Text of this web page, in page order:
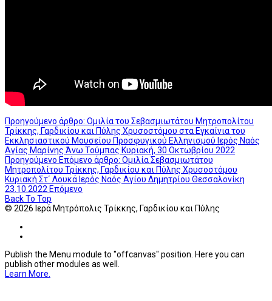
Προηγούμενο άρθρο: Oμιλία του Σεβασμιωτάτου Μητροπολίτου
Τρίκκης, Γαρδικίου και Πύλης Χρυσοστόμου στα Εγκαίνια του
Εκκλησιαστικού Μουσείου Προσφυγικού Ελληνισμού Ιερός Ναός
Αγίας Μαρίνης Άνω Τούμπας Κυριακή, 30 Οκτωβρίου 2022
Προηγούμενο Επόμενο άρθρο: Ομιλία Σεβασμιωτάτου
Μητροπολίτου Τρίκκης, Γαρδικίου και Πύλης Χρυσοστόμου
Κυριακή Στ΄ Λουκά Ιερός Ναός Αγίου Δημητρίου Θεσσαλονίκη
23.10.2022 Επόμενο
Back To Top
© 2026 Ιερά Μητρόπολις Τρίκκης, Γαρδικίου και Πύλης
Publish the Menu module to "offcanvas" position. Here you can
publish other modules as well.
Learn More.